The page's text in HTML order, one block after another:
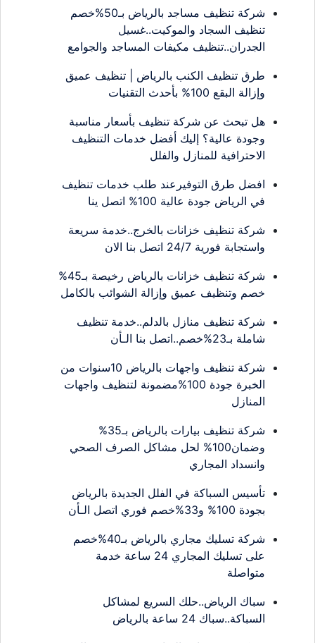
شركة تنظيف مساجد بالرياض بـ50%خصم
تنظيف السجاد والموكيت..غسيل
الجدران..تنظيف مكيفات المساجد والجوامع
طرق تنظيف الكنب بالرياض | تنظيف عميق
وإزالة البقع 100% بأحدث التقنيات
هل تبحث عن شركة تنظيف بأسعار مناسبة
وجودة عالية؟ إليك أفضل خدمات التنظيف
الاحترافية للمنازل والفلل
افضل طرق التوفيرعند طلب خدمات تنظيف
في الرياض جودة عالية 100% اتصل ينا
شركة تنظيف خزانات بالخرج..خدمة سريعة
واستجابة فورية 24/7 اتصل بنا الان
شركة تنظيف خزانات بالرياض رخيصة بـ45%
خصم وتنظيف عميق وإزالة الشوائب بالكامل
شركة تنظيف منازل بالدلم..خدمة تنظيف
شاملة بـ23%خصم..اتصل بنا الـأن
شركة تنظيف واجهات بالرياض 10سنوات من
الخبرة جودة 100%مضمونة لتنظيف واجهات
المنازل
شركة تنظيف بيارات بالرياض بـ35%
وضمان100% لحل مشاكل الصرف الصحي
وانسداد المجاري
تأسيس السباكة في الفلل الجديدة بالرياض
بجودة 100% و33%خصم فوري اتصل الـأن
شركة تسليك مجاري بالرياض بـ40%خصم
على تسليك المجاري 24 ساعة خدمة
متواصلة
سباك الرياض..حلك السريع لمشاكل
السباكة..سباك 24 ساعة بالرياض